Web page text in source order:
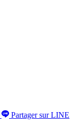
Partager sur LINE